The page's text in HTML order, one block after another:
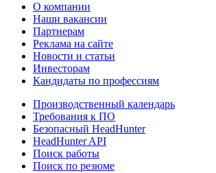
О компании
Наши вакансии
Партнерам
Реклама на сайте
Новости и статьи
Инвесторам
Кандидаты по профессиям
Производственный календарь
Требования к ПО
Безопасный HeadHunter
HeadHunter API
Поиск работы
Поиск по резюме